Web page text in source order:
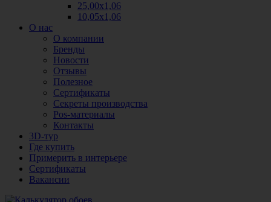
25,00х1,06
10,05х1,06
О нас
О компании
Бренды
Новости
Отзывы
Полезное
Сертификаты
Секреты производства
Pos-материалы
Контакты
3D-тур
Где купить
Примерить в интерьере
Сертификаты
Вакансии